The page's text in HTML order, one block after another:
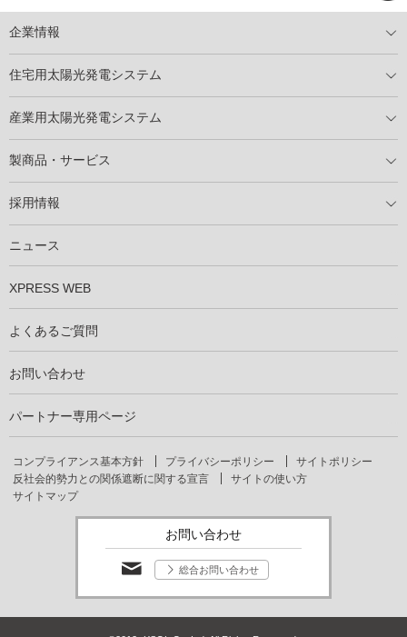
企業情報
住宅用太陽光発電システム
産業用太陽光発電システム
製商品・サービス
採用情報
ニュース
XPRESS WEB
よくあるご質問
お問い合わせ
パートナー専用ページ
コンプライアンス基本方針 プライバシーポリシー
サイトポリシー
反社会的勢力との関係遮断に関する宣言
サイトの使い方
サイトマップ
お問い合わせ
総合お問い合わせ